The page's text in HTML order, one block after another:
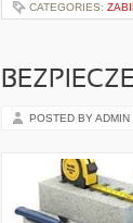
CATEGORIES:
POSTED BY ADMIN